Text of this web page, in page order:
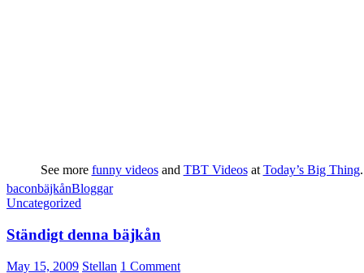
See more funny videosand TBT Videosat Today’s Big Thing.
baconbäjkånBloggar
Uncategorized
Ständigt denna bäjkån
May 15, 2009 Stellan 1 Comment